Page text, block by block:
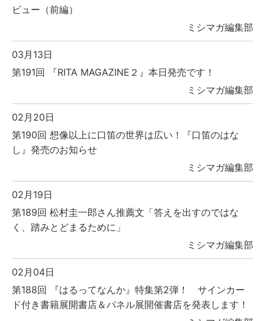
ビュー（前編）
ミシマガ編集部
03月13日
第191回 『RITA MAGAZINE２』本日発売です！
ミシマガ編集部
02月20日
第190回 想像以上に口笛の世界は広い！『口笛のはな
し』発売のお知らせ
ミシマガ編集部
02月19日
第189回 松村圭一郎さん推薦文「答えを出すのではな
く、踏みとどまるために」
ミシマガ編集部
02月04日
第188回 『はるってなんか』特集第2弾！ サインカー
ド付き書籍展開書店＆パネル展開催書店を発表します！